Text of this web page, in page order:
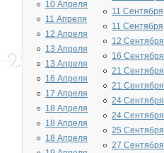
10 Апреля
11 Апреля
12 Апреля
13 Апреля
13 Апреля
16 Апреля
17 Апреля
18 Апреля
18 Апреля
18 Апреля
11 Сентября
11 Сентября
12 Сентября
16 Сентября
21 Сентября
21 Сентября
24 Сентября
24 Сентября
25 Сентября
27 Сентября